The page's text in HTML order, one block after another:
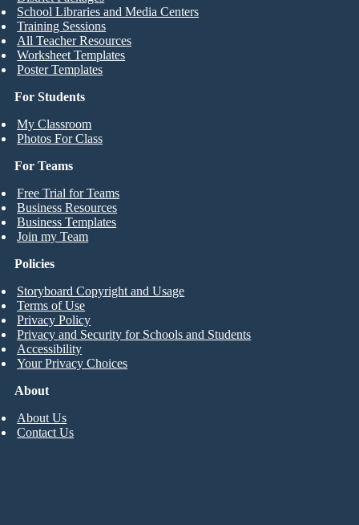
For Students
My Classroom
Photos For Class
School Libraries and Media Centers
Training Sessions
All Teacher Resources
Worksheet Templates
Poster Templates
For Teams
Free Trial for Teams
Business Resources
Business Templates
Join my Team
About
About Us
Contact Us
Policies
Storyboard Copyright and Usage
Terms of Use
Privacy Policy
Privacy and Security for Schools and Students
Accessibility
Your Privacy Choices